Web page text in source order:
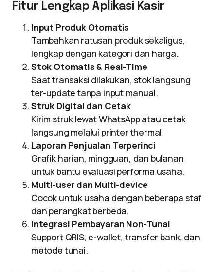
Fitur Lengkap Aplikasi Kasir
Input Produk Otomatis
Tambahkan ratusan produk sekaligus,
lengkap dengan kategori dan harga.
Stok Otomatis & Real-Time
Saat transaksi dilakukan, stok langsung
ter-update tanpa input manual.
Struk Digital dan Cetak
Kirim struk lewat WhatsApp atau cetak
langsung melalui printer thermal.
Laporan Penjualan Terperinci
Grafik harian, mingguan, dan bulanan
untuk bantu evaluasi performa usaha.
Multi-user dan Multi-device
Cocok untuk usaha dengan beberapa staf
dan perangkat berbeda.
Integrasi Pembayaran Non-Tunai
Support QRIS, e-wallet, transfer bank, dan
metode tunai.